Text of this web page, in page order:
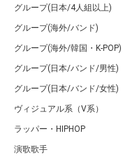
グループ(日本/4人組以上)
グループ(海外/バンド)
グループ(海外/韓国・K-POP)
グループ(日本/バンド/男性)
グループ(日本/バンド/女性)
ヴィジュアル系（V系）
ラッパー・HIPHOP
演歌歌手